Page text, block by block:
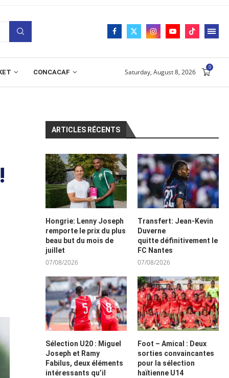
CONCACAF Saturday, August 8, 2026
0
ARTICLES RÉCENTS
Hongrie: Lenny Joseph
remporte le prix du plus
beau but du mois de
juillet
07/08/2026
Transfert: Jean-Kevin
Duverne
quitte définitivement le
FC Nantes
07/08/2026
Sélection U20 : Miguel
Joseph et Ramy
Fabilus, deux éléments
intéressants qu’il
Foot – Amical : Deux
sorties convaincantes
pour la sélection
haïtienne U14